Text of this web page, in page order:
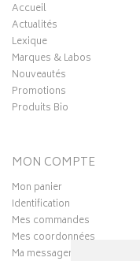
Accueil
Actualités
Lexique
Marques & Labos
Nouveautés
Promotions
Produits Bio
MON COMPTE
Mon panier
Identification
Mes commandes
Mes coordonnées
Ma messagerie